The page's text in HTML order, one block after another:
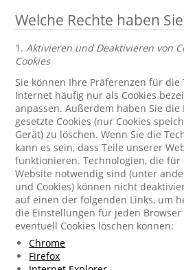
Welche Rechte haben
1.Aktivieren und Deaktivieren von
Cookies
Sie können Ihre Präferenzen für die
Internet häufig nur als Cookies
anpassen. Außerdem haben Sie
gesetzte Cookies (nur Cookies
Gerät) zu löschen. Wenn Sie die
kann es sein, dass Teile unserer
funktionieren. Technologien, die
Website notwendig sind (unter
und Cookies) können nicht
auf einen der folgenden Links, um
die Einstellungen für jeden
eventuell Cookies löschen können:
Chrome
Firefox